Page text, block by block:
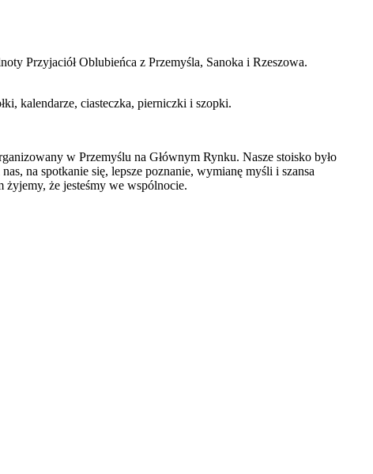
Przyjaciół Oblubieńca z Przemyśla, Sanoka i Rzeszowa.
kalendarze, ciasteczka, pierniczki i szopki.
w Przemyślu na Głównym Rynku. Nasze stoisko było
na spotkanie się, lepsze poznanie, wymianę myśli i szansa
że jesteśmy we wspólnocie.